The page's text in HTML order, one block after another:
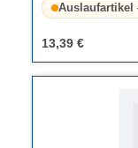
Auslaufartikel
13,39 €